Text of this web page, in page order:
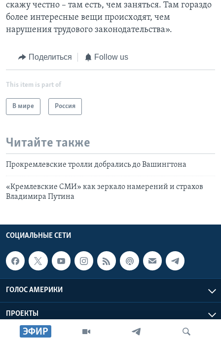
ЭФИР
скажу честно – там есть, чем заняться. Там гораздо
более интересные вещи происходят, чем
нарушения трудового законодательства».
Поделиться Follow us
This item is part of
В мире Россия
Читайте также
Прокремлевские тролли добрались до Вашингтона
«Кремлевские СМИ» как зеркало намерений и страхов
Владимира Путина
СОЦИАЛЬНЫЕ СЕТИ
ГОЛОС АМЕРИКИ
ПРОЕКТЫ